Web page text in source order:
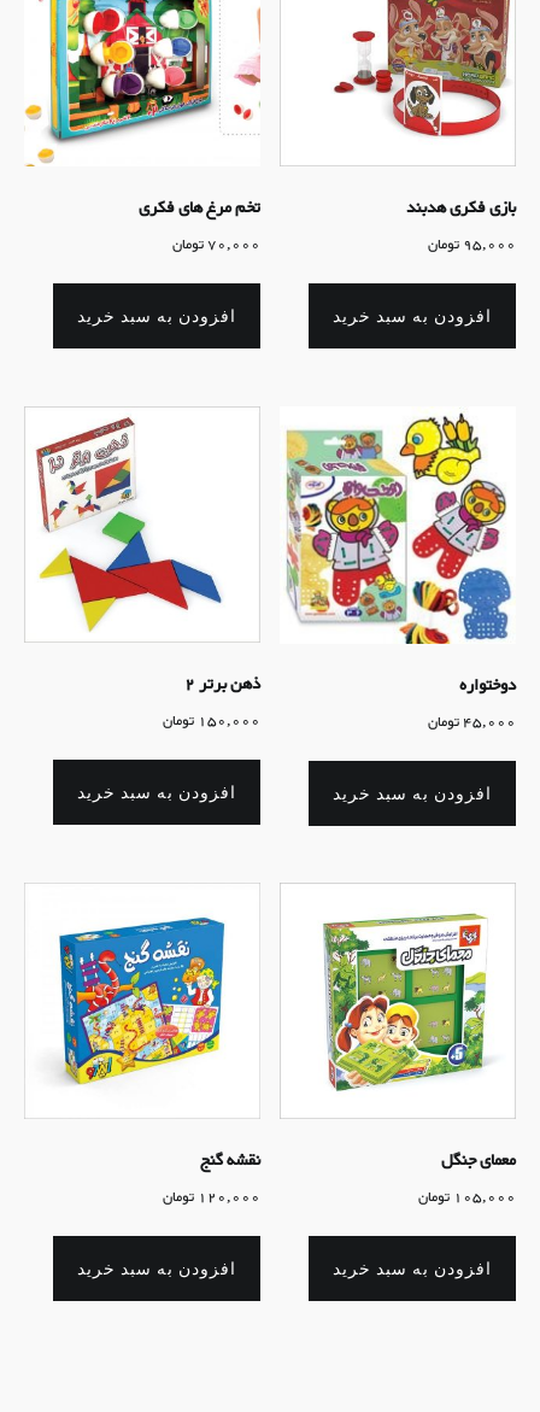
بازی فکری هدبند
95,000تومان
افزودن به سبد خرید
تخم مرغ های فکری
70,000تومان
افزودن به سبد خرید
دوختواره
45,000تومان
افزودن به سبد خرید
ذهن برتر 2
150,000 تومان
افزودن به سبد خرید
معمای جنگل
105,000 تومان
افزودن به سبد خرید
نقشه گنج
120,000 تومان
افزودن به سبد خرید